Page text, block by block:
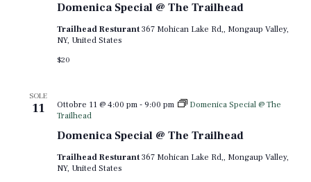
Domenica Special @ The Trailhead
Trailhead Resturant367 Mohican Lake Rd,, Mongaup Valley,
NY, United States
$20
SOLE
11
Domenica Special @ The Trailhead
Ottobre 11 @ 4:00 pm- 9:00 pm
Domenica Special @ The
Trailhead
Trailhead Resturant367 Mohican Lake Rd,, Mongaup Valley,
NY, United States